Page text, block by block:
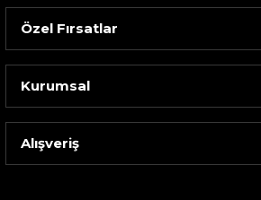
Özel Fırsatlar
Kurumsal
Alışveriş